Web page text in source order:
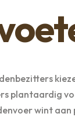
plantaardig
wint